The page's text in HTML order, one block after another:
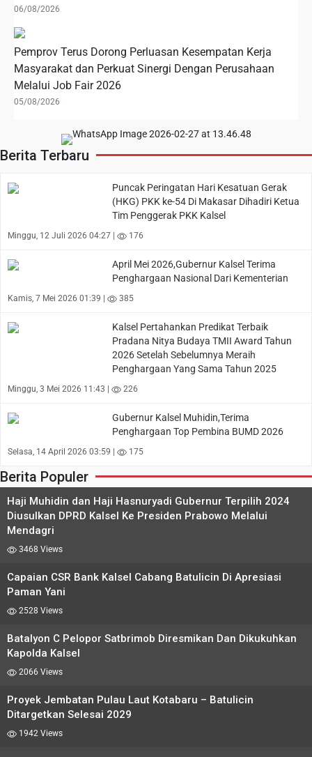
06/08/2026
Pemprov Terus Dorong Perluasan Kesempatan Kerja
Masyarakat dan Perkuat Sinergi Dengan Perusahaan
Melalui Job Fair 2026
05/08/2026
Berita Terbaru
Puncak Peringatan Hari Kesatuan Gerak
(HKG) PKK ke-54 Di Makasar Dihadiri Ketua
Tim Penggerak PKK Kalsel
Minggu, 12 Juli 2026 04:27 | 176
April Mei 2026,Gubernur Kalsel Terima
Penghargaan Nasional Dari Kementerian
Kamis, 7 Mei 2026 01:39 | 385
Kalsel Pertahankan Predikat Terbaik
Pradana Nitya Budaya TMII Award Tahun
2026 Setelah Sebelumnya Meraih
Penghargaan Yang Sama Tahun 2025
Minggu, 3 Mei 2026 11:43 | 226
Gubernur Kalsel Muhidin,Terima
Penghargaan Top Pembina BUMD 2026
Selasa, 14 April 2026 03:59 | 175
Berita Populer
Haji Muhidin dan Haji Hasnuryadi Gubernur Terpilih 2024
Diusulkan DPRD Kalsel Ke Presiden Prabowo Melalui
Mendagri
3468 Views
Capaian CSR Bank Kalsel Cabang Batulicin Di Apresiasi
Paman Yani
2528 Views
Batalyon C Pelopor Satbrimob Diresmikan Dan Dikukuhkan
Kapolda Kalsel
2066 Views
Proyek Jembatan Pulau Laut Kotabaru – Batulicin
Ditargetkan Selesai 2029
1942 Views